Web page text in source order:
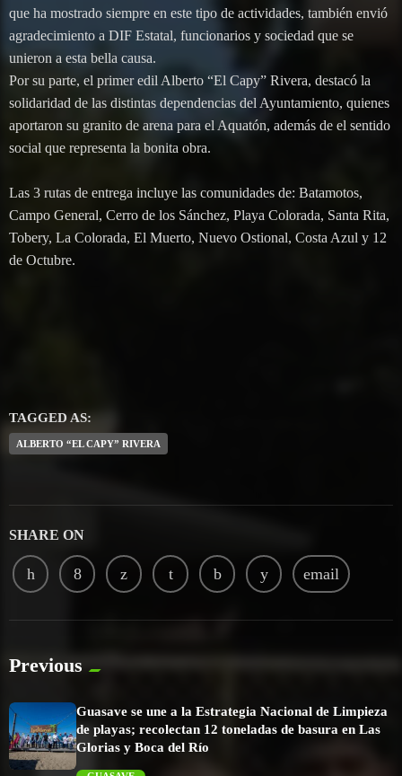
que ha mostrado siempre en este tipo de actividades, también envió
agradecimiento a DIF Estatal, funcionarios y sociedad que se
unieron a esta bella causa.
Por su parte, el primer edil Alberto “El Capy” Rivera, destacó la
solidaridad de las distintas dependencias del Ayuntamiento, quienes
aportaron su granito de arena para el Aquatón, además de el sentido
social que representa la bonita obra.
Las 3 rutas de entrega incluye las comunidades de: Batamotos,
Campo General, Cerro de los Sánchez, Playa Colorada, Santa Rita,
Tobery, La Colorada, El Muerto, Nuevo Ostional, Costa Azul y 12
de Octubre.
TAGGED AS:
ALBERTO “EL CAPY” RIVERA
SHARE ON
email
Previous
Guasave se une a la Estrategia Nacional de Limpieza
de playas; recolectan 12 toneladas de basura en Las
Glorias y Boca del Río